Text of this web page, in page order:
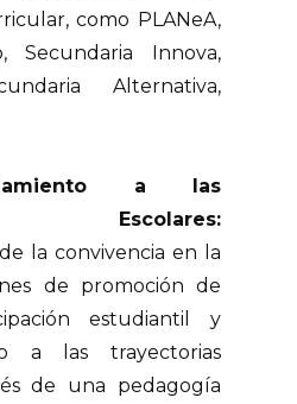
como PLANeA,
Secundaria Innova,
Alternativa,
a las
Escolares:
la convivencia en la
de promoción de
estudiantil y
a las trayectorias
de una pedagogía